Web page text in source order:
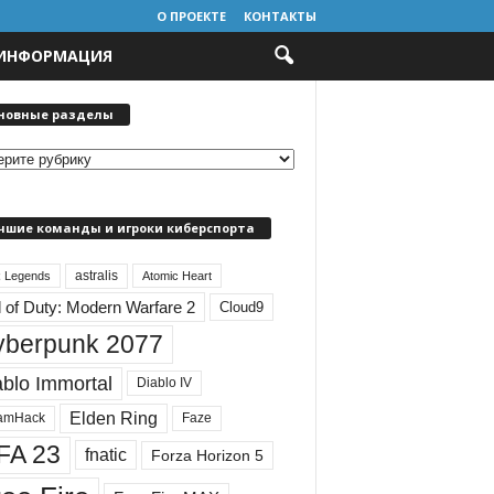
О ПРОЕКТЕ КОНТАКТЫ
разделы
команды и игроки киберспорта
Legends astralis Atomic Heart
of Duty: Modern Warfare 2 Cloud9
2077
Immortal Diablo IV
Elden Ring Faze
23 fnatic Forza Horizon 5